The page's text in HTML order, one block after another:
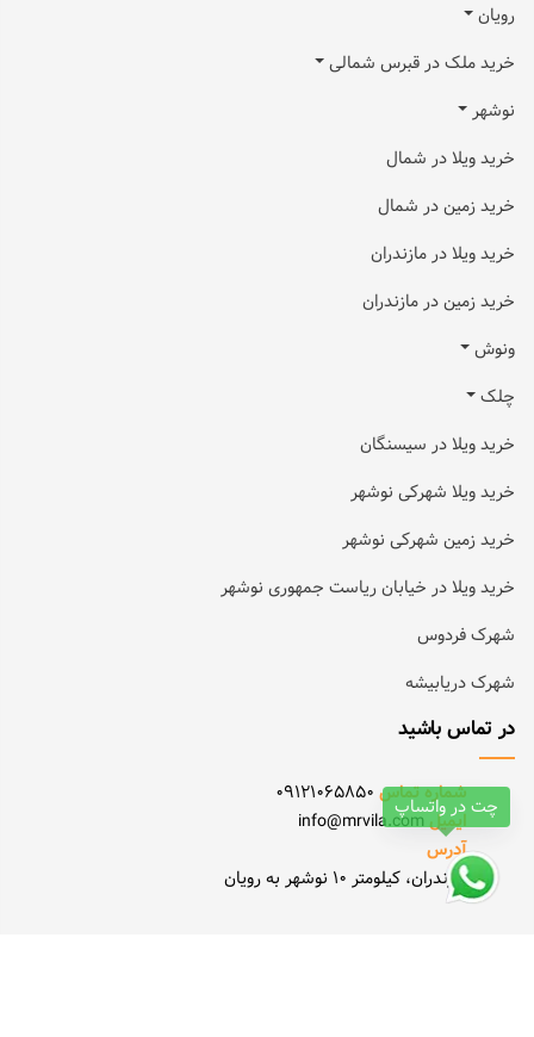
رویان
خرید ملک در قبرس شمالی
نوشهر
خرید ویلا در شمال
خرید زمین در شمال
خرید ویلا در مازندران
خرید زمین در مازندران
ونوش
چلک
خرید ویلا در سیسنگان
خرید ویلا شهرکی نوشهر
خرید زمین شهرکی نوشهر
خرید ویلا در خیابان ریاست جمهوری نوشهر
شهرک فردوس
شهرک دریابیشه
در تماس باشید
شماره تماس 09121065850
ایمیلinfo@mrvila.com
آدرس
مازندران، کیلومتر 10 نوشهر به رویان
چت در واتساپ